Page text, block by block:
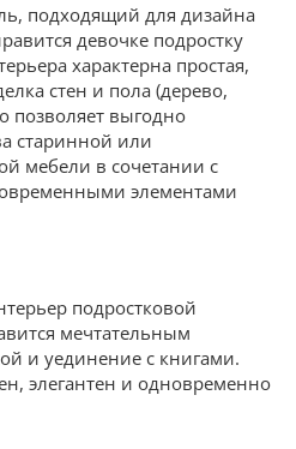
подходящий для дизайна
девочке подростку
характерна простая,
стен и пола (дерево,
позволяет выгодно
старинной или
мебели в сочетании с
элементами
подростковой
мечтательным
и уединение с книгами.
элегантен и одновременно